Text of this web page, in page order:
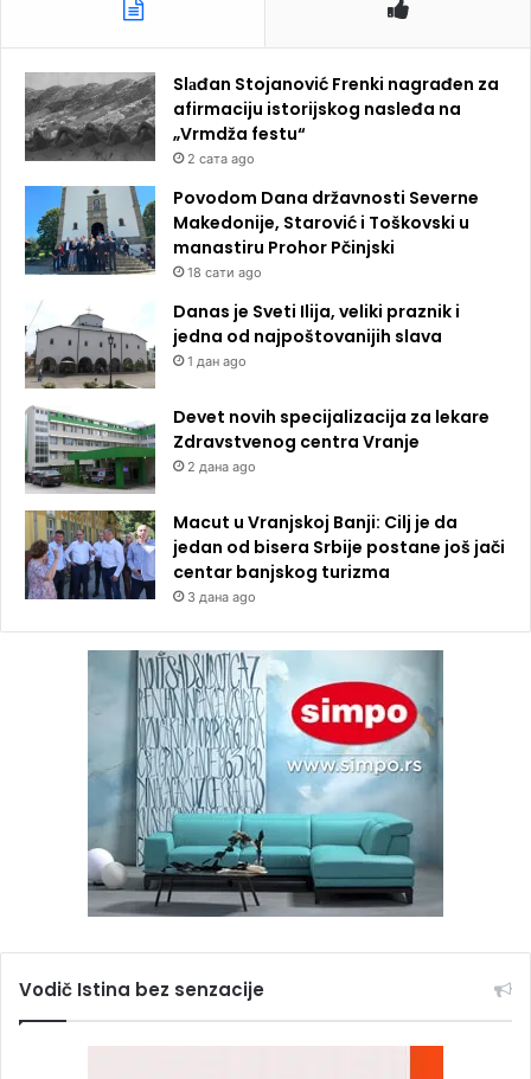
Slаđan Stojanović Frenki nagrađen za
afirmaciju istorijskog nasleđa na
„Vrmdža festu“
2 сата ago
Povodom Dana državnosti Severne
Makedonije, Starović i Toškovski u
manastiru Prohor Pčinjski
18 сати ago
Danas je Sveti Ilija, veliki praznik i
jedna od najpoštovanijih slava
1 дан ago
Devet novih specijalizacija za lekare
Zdravstvenog centra Vranje
2 дана ago
Macut u Vranjskoj Banji: Cilj je da
jedan od bisera Srbije postane još jači
centar banjskog turizma
3 дана ago
Vodič Istina bez senzacije